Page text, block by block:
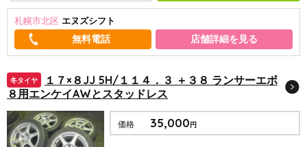
札幌市北区 エヌズシフト
店舗詳細を見る
冬タイヤ
１７×８JJ 5H/１１４．３ ＋３８ ランサーエボ
８用エンケイAWとスタッドレス
価格 35,000円